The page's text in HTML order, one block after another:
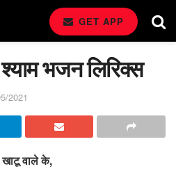
GET APP
भजन लिरिक्स
2021
खाटू वाले के,